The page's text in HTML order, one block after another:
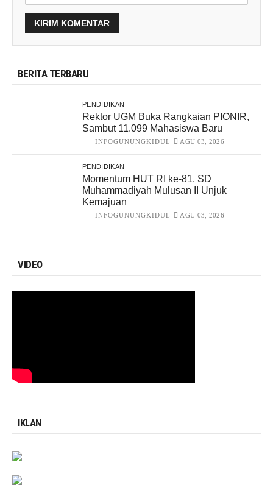
BERITA TERBARU
PENDIDIKAN
Rektor UGM Buka Rangkaian PIONIR,
Sambut 11.099 Mahasiswa Baru
INFOGUNUNGKIDUL AGU 03, 2026
PENDIDIKAN
Momentum HUT RI ke-81, SD
Muhammadiyah Mulusan II Unjuk
Kemajuan
INFOGUNUNGKIDUL AGU 03, 2026
VIDEO
IKLAN